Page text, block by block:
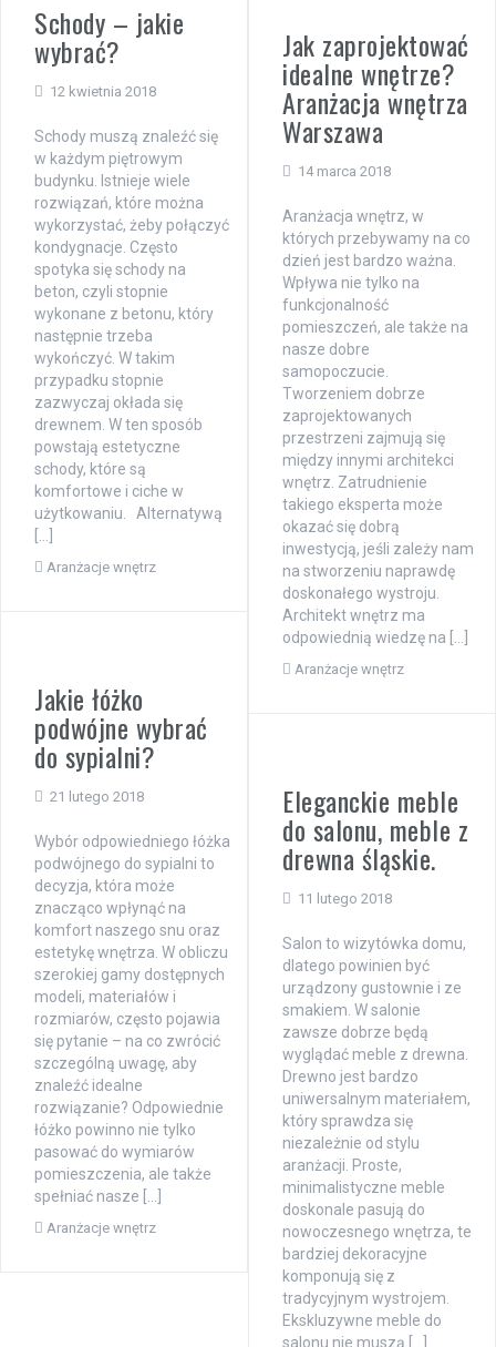
Schody – jakie
wybrać?
12 kwietnia 2018
Schody muszą znaleźć się
w każdym piętrowym
budynku. Istnieje wiele
rozwiązań, które można
wykorzystać, żeby połączyć
kondygnacje. Często
spotyka się schody na
beton, czyli stopnie
wykonane z betonu, który
następnie trzeba
wykończyć. W takim
przypadku stopnie
zazwyczaj okłada się
drewnem. W ten sposób
powstają estetyczne
schody, które są
komfortowe i ciche w
użytkowaniu. Alternatywą
Aranżacje wnętrz
Jak zaprojektować
idealne wnętrze?
Aranżacja wnętrza
Warszawa
14 marca 2018
Aranżacja wnętrz, w
których przebywamy na co
dzień jest bardzo ważna.
Wpływa nie tylko na
funkcjonalność
pomieszczeń, ale także na
nasze dobre
samopoczucie.
Tworzeniem dobrze
zaprojektowanych
przestrzeni zajmują się
między innymi architekci
wnętrz. Zatrudnienie
takiego eksperta może
okazać się dobrą
inwestycją, jeśli zależy nam
na stworzeniu naprawdę
doskonałego wystroju.
Architekt wnętrz ma
odpowiednią wiedzę na […]
Aranżacje wnętrz
Jakie łóżko
podwójne wybrać
do sypialni?
21 lutego 2018
Wybór odpowiedniego łóżka
podwójnego do sypialni to
decyzja, która może
znacząco wpłynąć na
komfort naszego snu oraz
estetykę wnętrza. W obliczu
szerokiej gamy dostępnych
modeli, materiałów i
rozmiarów, często pojawia
się pytanie – na co zwrócić
szczególną uwagę, aby
znaleźć idealne
rozwiązanie? Odpowiednie
łóżko powinno nie tylko
pasować do wymiarów
pomieszczenia, ale także
spełniać nasze […]
Aranżacje wnętrz
Eleganckie meble
do salonu, meble z
drewna śląskie.
11 lutego 2018
Salon to wizytówka domu,
dlatego powinien być
urządzony gustownie i ze
smakiem. W salonie
zawsze dobrze będą
wyglądać meble z drewna.
Drewno jest bardzo
uniwersalnym materiałem,
który sprawdza się
niezależnie od stylu
aranżacji. Proste,
minimalistyczne meble
doskonale pasują do
nowoczesnego wnętrza, te
bardziej dekoracyjne
komponują się z
tradycyjnym wystrojem.
Ekskluzywne meble do
salonu nie muszą […]